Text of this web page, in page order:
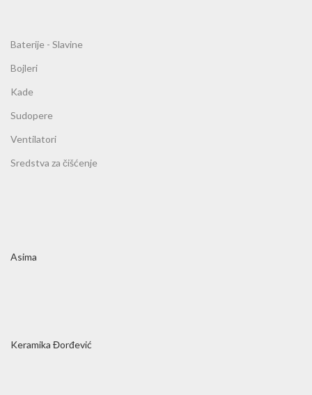
Baterije - Slavine
Bojleri
Kade
Sudopere
Ventilatori
Sredstva za čišćenje
Asima
Keramika Đorđević